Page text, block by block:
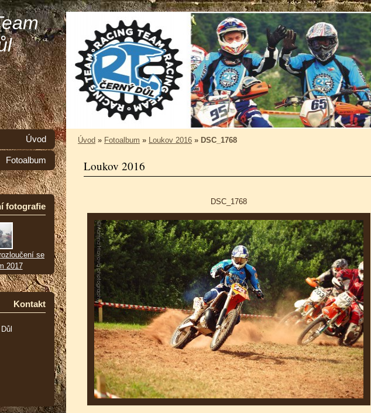
Úvod » Fotoalbum » Loukov 2016 » DSC_1768
Loukov 2016
DSC_1768
Úvod
Fotoalbum
fotografie
se
2017
Kontakt